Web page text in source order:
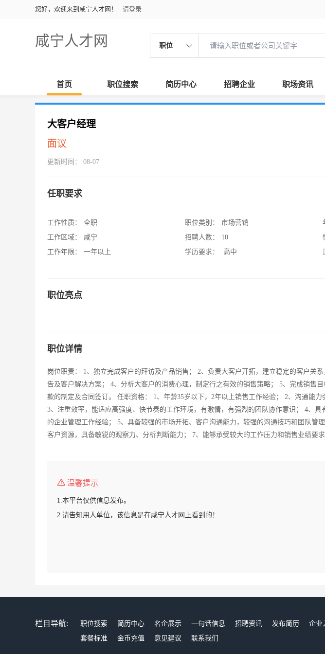
您好，欢迎来到咸宁人才网！ 请登录
咸宁人才网 职位
首页 职位搜索 简历中心 招聘企业 职场资讯
大客户经理
面议
更新时间： 08-07
任职要求
工作性质：
全职
工作区域：
咸宁
工作年限：
一年以上
职位类别：
市场营销
招聘人数：
10
学历要求：
高中
职位亮点
职位详情
岗位职责： 1、独立完成客户的拜访及产品销售； 2、负责大客户开拓，建立稳定的客户关
告及客户解决方案； 4、分析大客户的消费心理，制定行之有效的销售策略； 5、完成销售
款的制定及合同签订。 任职资格： 1、年龄35岁以下，2年以上销售工作经验； 2、沟通能力
3、注重效率，能适应高强度、快节奏的工作环境，有激情，有强烈的团队协作意识； 4、
的企业管理工作经验； 5、具备较强的市场开拓、客户沟通能力，较强的沟通技巧和团队管
客户资源，具备敏锐的观察力、分析判断能力； 7、能够承受较大的工作压力和销售业绩要求
温馨提示
1.本平台仅供信息发布。
2.请告知用人单位，该信息是在咸宁人才网上看到的！
栏目导航: 职位搜索 简历中心 名企展示 一句话信息 招聘资讯 发布简历 企业
套餐标准
金币充值 意见建议 联系我们